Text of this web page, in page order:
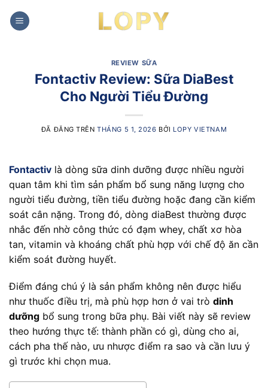
đến
REVIEW SỮA
Fontactiv Review: Sữa DiaBest
Cho Người Tiểu Đường
ĐÃ ĐĂNG TRÊNTHÁNG 5 1, 2026 BỞI LOPY VIETNAM
Fontactiv là dòng sữa dinh dưỡng được nhiều người
quan tâm khi tìm sản phẩm bổ sung năng lượng cho
người tiểu đường, tiền tiểu đường hoặc đang cần kiểm
soát cân nặng. Trong đó, dòng diaBest thường được
nhắc đến nhờ công thức có đạm whey, chất xơ hòa
tan, vitamin và khoáng chất phù hợp với chế độ ăn cần
kiểm soát đường huyết.
Điểm đáng chú ý là sản phẩm không nên được hiểu
như thuốc điều trị, mà phù hợp hơn ở vai trò dinh
dưỡng bổ sung trong bữa phụ. Bài viết này sẽ review
theo hướng thực tế: thành phần có gì, dùng cho ai,
cách pha thế nào, ưu nhược điểm ra sao và cần lưu ý
gì trước khi chọn mua.